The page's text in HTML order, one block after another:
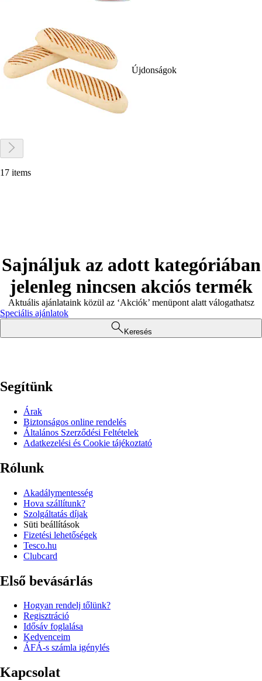
Újdonságok
17 items
Sajnáljuk az adott kategóriában
jelenleg nincsen akciós termék
Aktuális ajánlataink közül az ‘Akciók’ menüpont alatt válogathatsz
Speciális ajánlatok
Keresés
Segítünk
Árak
Biztonságos online rendelés
Általános Szerződési Feltételek
Adatkezelési és Cookie tájékoztató
Rólunk
Akadálymentesség
Hova szállítunk?
Szolgáltatás díjak
Süti beállítások
Fizetési lehetőségek
Tesco.hu
Clubcard
Első bevásárlás
Hogyan rendelj tőlünk?
Regisztráció
Idősáv foglalása
Kedvenceim
ÁFÁ-s számla igénylés
Kapcsolat